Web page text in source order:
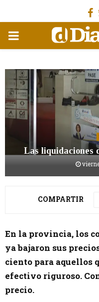
MENÚ
Las liquidaciones
COMPARTIR
En la provincia, los
ya bajaron sus
ciento para aquellos
efectivo riguroso.
precio.